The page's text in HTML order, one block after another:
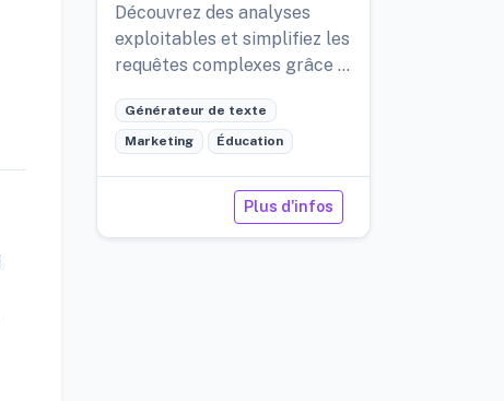
Découvrez des analyses
exploitables et simplifiez les
requêtes complexes grâce à
pointe basées sur l'IA.
Générateur de texte
Marketing Éducation
Plus d'infos